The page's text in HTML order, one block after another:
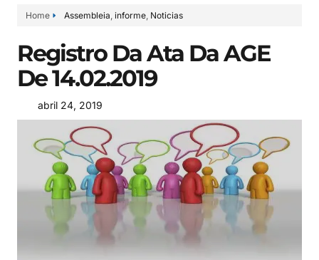
Home Assembleia, informe, Noticias
Registro Da Ata Da AGE
De 14.02.2019
abril 24, 2019